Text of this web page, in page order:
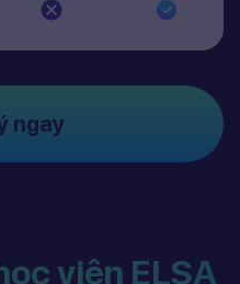
ngay
viên ELSA